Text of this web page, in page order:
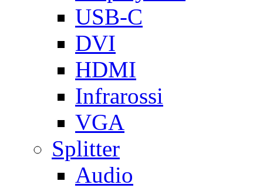
USB-C
DVI
HDMI
Infrarossi
VGA
Splitter
Audio